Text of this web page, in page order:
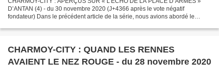
D’ANTAN (4) - du 30 novembre 2020 (J+4366 après le vote négatif
fondateur) Dans le précédent article de la série, nous avions abordé le
CHARMOY-CITY : QUAND LES RENNES
AVAIENT LE NEZ ROUGE - du 28 novembre 2020